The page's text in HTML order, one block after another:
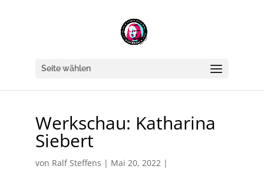
Seite wählen
Werkschau: Katharina
Siebert
von Ralf Steffens | Mai 20, 2022|